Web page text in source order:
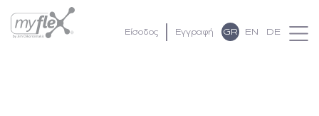
Είσοδος Εγγραφή GR EN DE